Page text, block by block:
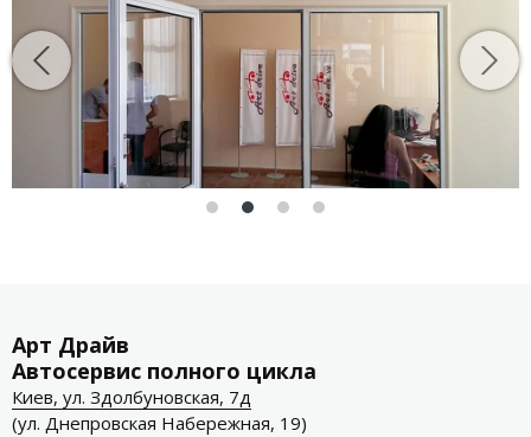
Арт Драйв
Автосервис полного цикла
Киев, ул. Здолбуновская, 7д
(ул. Днепровская Набережная, 19)